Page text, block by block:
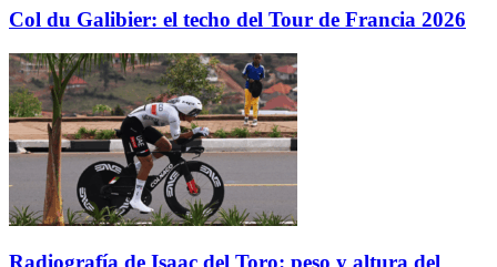
Col du Galibier: el techo del Tour de Francia 2026